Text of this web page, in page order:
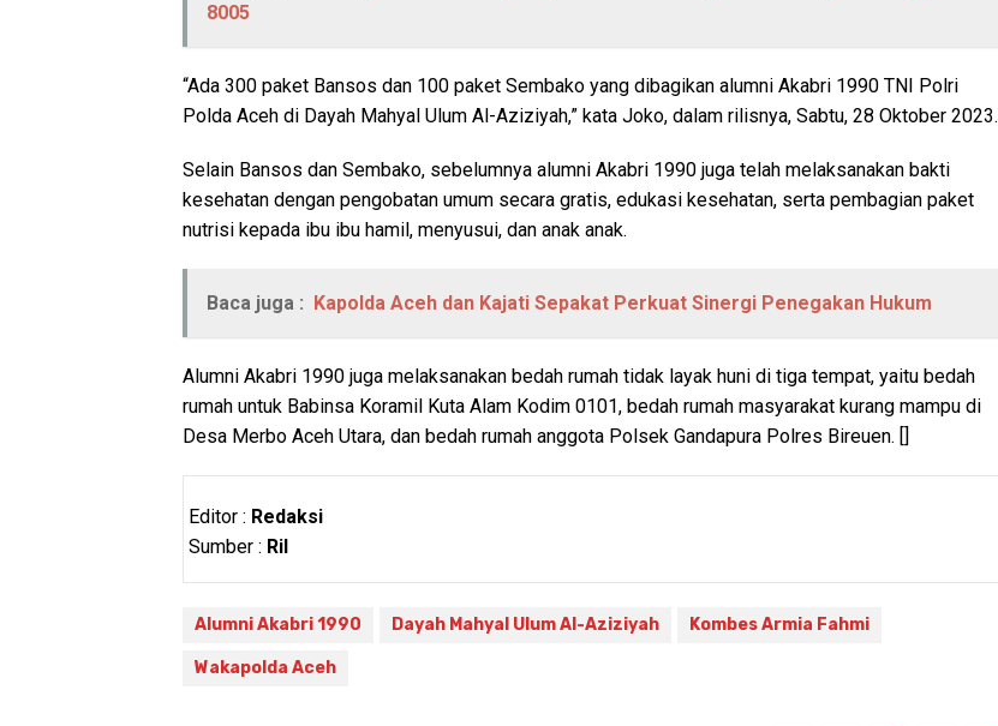
8005
“Ada 300 paket Bansos dan 100 paket Sembako yang dibagikan alumni Akabri 1990 TNI Polri
Polda Aceh di Dayah Mahyal Ulum Al-Aziziyah,” kata Joko, dalam rilisnya, Sabtu, 28 Oktober 2023.
Selain Bansos dan Sembako, sebelumnya alumni Akabri 1990 juga telah melaksanakan bakti
kesehatan dengan pengobatan umum secara gratis, edukasi kesehatan, serta pembagian paket
nutrisi kepada ibu ibu hamil, menyusui, dan anak anak.
Baca juga : Kapolda Aceh dan Kajati Sepakat Perkuat Sinergi Penegakan Hukum
Alumni Akabri 1990 juga melaksanakan bedah rumah tidak layak huni di tiga tempat, yaitu bedah
rumah untuk Babinsa Koramil Kuta Alam Kodim 0101, bedah rumah masyarakat kurang mampu di
Desa Merbo Aceh Utara, dan bedah rumah anggota Polsek Gandapura Polres Bireuen. []
Editor : Redaksi
Sumber : Ril
Alumni Akabri 1990 Dayah Mahyal Ulum Al-Aziziyah Kombes Armia Fahmi
Wakapolda Aceh